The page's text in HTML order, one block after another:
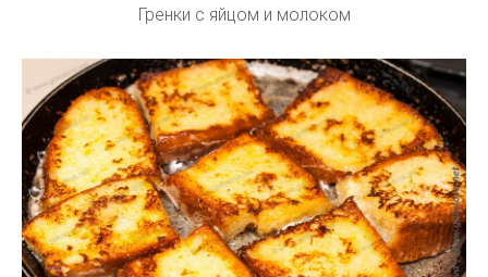
Гренки с яйцом и молоком